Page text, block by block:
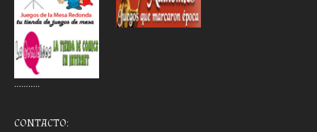
………..
CONTACTO: